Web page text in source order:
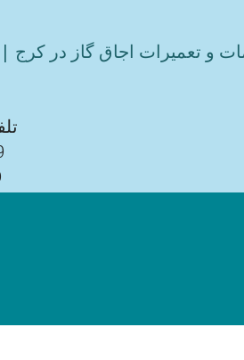
و تعمیرات اجاق گاز در